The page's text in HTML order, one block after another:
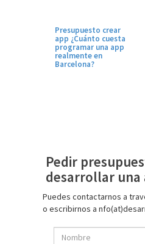
Presupuesto crear
app ¿Cuánto cuesta
programar una app
realmente en
Barcelona?
Pedir
desarrollar una
Puedes contactarnos a
o escribirnos a